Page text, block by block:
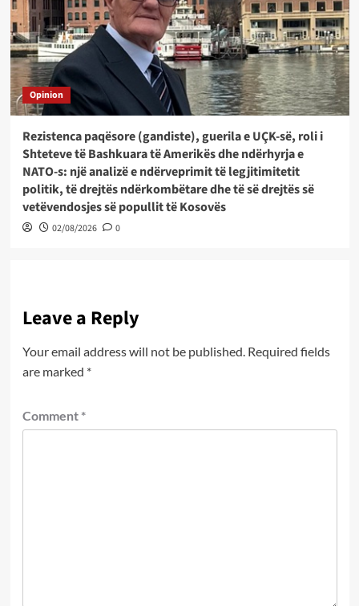
Opinion
Rezistenca paqësore (gandiste), guerila e UÇK-së, roli i
Shteteve të Bashkuara të Amerikës dhe ndërhyrja e
NATO-s: një analizë e ndërveprimit të legjitimitetit
politik, të drejtës ndërkombëtare dhe të së drejtës së
vetëvendosjes së popullit të Kosovës
02/08/2026 0
Leave a Reply
Your email address will not be published. Required fields
are marked *
Comment *